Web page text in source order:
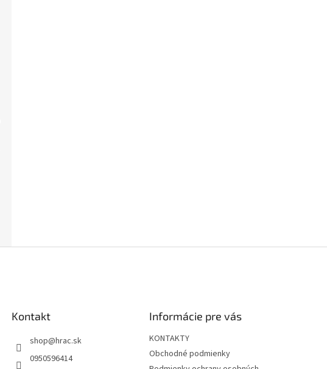
Kontakt
shop@hrac.sk
0950596414
Informácie pre vás
KONTAKTY
Obchodné podmienky